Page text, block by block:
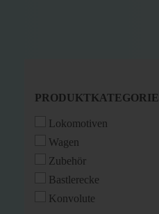
PRODUKTKATEGORIE
PRODUKTKATEGORIE
Lokomotiven
Wagen
Zubehör
Bastlerecke
Konvolute